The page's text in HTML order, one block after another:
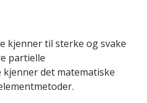
kjenner til sterke og svake
partielle
det matematiske